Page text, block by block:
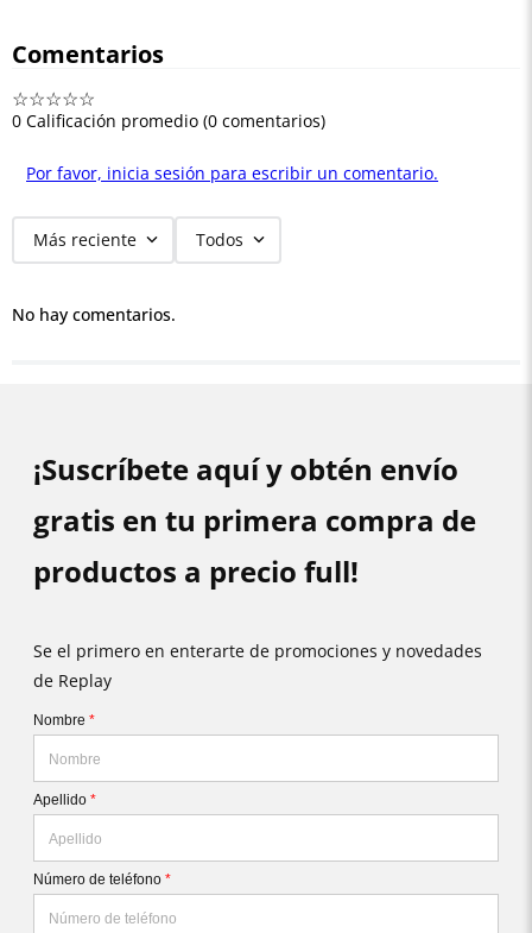
Comentarios
☆☆☆☆☆
0 Calificación promedio (0 comentarios)
Por favor, inicia sesión para escribir un comentario.
Más reciente Todos
No hay comentarios.
¡Suscríbete aquí y obtén envío
gratis en tu primera compra de
productos a precio full!
Se el primero en enterarte de promociones y novedades
de Replay
Nombre *
Apellido *
Número de teléfono *